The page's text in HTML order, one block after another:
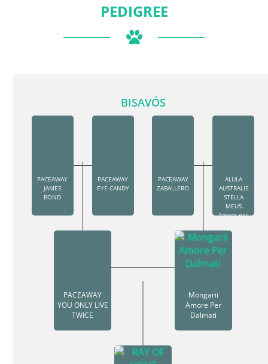
PEDIGREE
PACEAWAY
YOU ONLY LIVE
TWICE
Mongarii
Amore Per
Dalmati
BISAVÓS
PACEAWAY
JAMES
BOND
PACEAWAY
EYE CANDY
PACEAWAY
ZABALLERO
ALULA
AUSTRALIS
STELLA
MEUS
Amore per